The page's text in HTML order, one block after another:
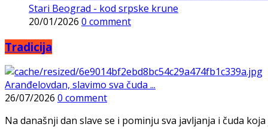
Stari Beograd - kod srpske krune
20/01/2026 0 comment
Tradicija
Aranđelovdan, slavimo sva čuda ...
26/07/2026 0 comment
Na današnji dan slave se i pominju sva javljanja i čuda